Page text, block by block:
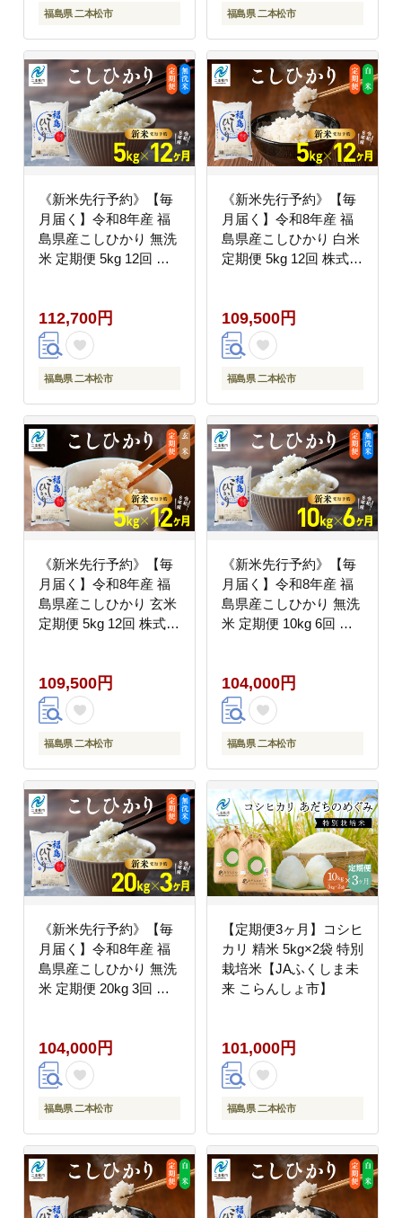
福島県 二本松市 福島県 二本松市
《新米先行予約》【毎
月届く】令和8年産 福
島県産こしひかり 無洗
米 定期便 5kg 12回 株
112,700円
福島県 二本松市
《新米先行予約》【毎
月届く】令和8年産 福
島県産こしひかり 白米
定期便 5kg 12回 株式会
109,500円
福島県 二本松市
《新米先行予約》【毎
月届く】令和8年産 福
島県産こしひかり 玄米
定期便 5kg 12回 株式会
109,500円
福島県 二本松市
《新米先行予約》【毎
月届く】令和8年産 福
島県産こしひかり 無洗
米 定期便 10kg 6回 株
104,000円
福島県 二本松市
《新米先行予約》【毎
月届く】令和8年産 福
島県産こしひかり 無洗
米 定期便 20kg 3回 株
104,000円
福島県 二本松市
【定期便3ヶ月】コシヒ
カリ 精米 5kg×2袋 特別
栽培米【JAふくしま未
来 こらんしょ市】
101,000円
福島県 二本松市